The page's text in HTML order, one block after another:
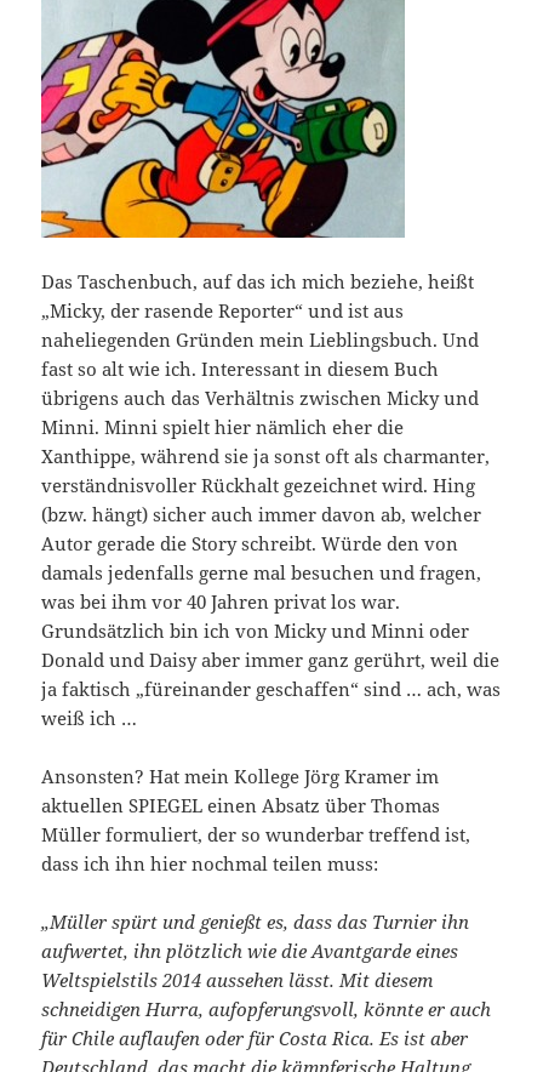
Das Taschenbuch, auf das ich mich beziehe, heißt
„Micky, der rasende Reporter“ und ist aus
naheliegenden Gründen mein Lieblingsbuch. Und
fast so alt wie ich. Interessant in diesem Buch
übrigens auch das Verhältnis zwischen Micky und
Minni. Minni spielt hier nämlich eher die
Xanthippe, während sie ja sonst oft als charmanter,
verständnisvoller Rückhalt gezeichnet wird. Hing
(bzw. hängt) sicher auch immer davon ab, welcher
Autor gerade die Story schreibt. Würde den von
damals jedenfalls gerne mal besuchen und fragen,
was bei ihm vor 40 Jahren privat los war.
Grundsätzlich bin ich von Micky und Minni oder
Donald und Daisy aber immer ganz gerührt, weil die
ja faktisch „füreinander geschaffen“ sind … ach, was
weiß ich …
Ansonsten? Hat mein Kollege Jörg Kramer im
aktuellen SPIEGEL einen Absatz über Thomas
Müller formuliert, der so wunderbar treffend ist,
dass ich ihn hier nochmal teilen muss:
„Müller spürt und genießt es, dass das Turnier ihn
aufwertet, ihn plötzlich wie die Avantgarde eines
Weltspielstils 2014 aussehen lässt. Mit diesem
schneidigen Hurra, aufopferungsvoll, könnte er auch
für Chile auflaufen oder für Costa Rica. Es ist aber